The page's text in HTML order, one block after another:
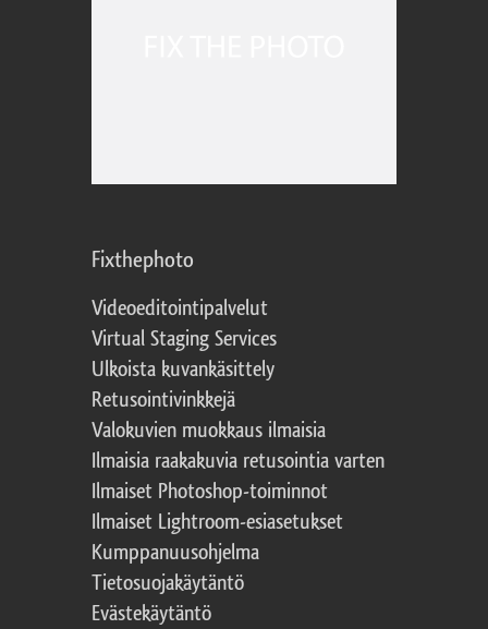
Fixthephoto
Videoeditointipalvelut
Virtual Staging Services
Ulkoista kuvankäsittely
Retusointivinkkejä
Valokuvien muokkaus ilmaisia
Ilmaisia raakakuvia retusointia varten
Ilmaiset Photoshop-toiminnot
Ilmaiset Lightroom-esiasetukset
Kumppanuusohjelma
Tietosuojakäytäntö
Evästekäytäntö